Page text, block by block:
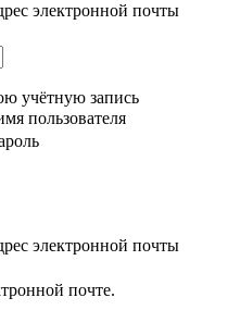
электронной почты
учётную запись
пользователя
электронной почты
почте.